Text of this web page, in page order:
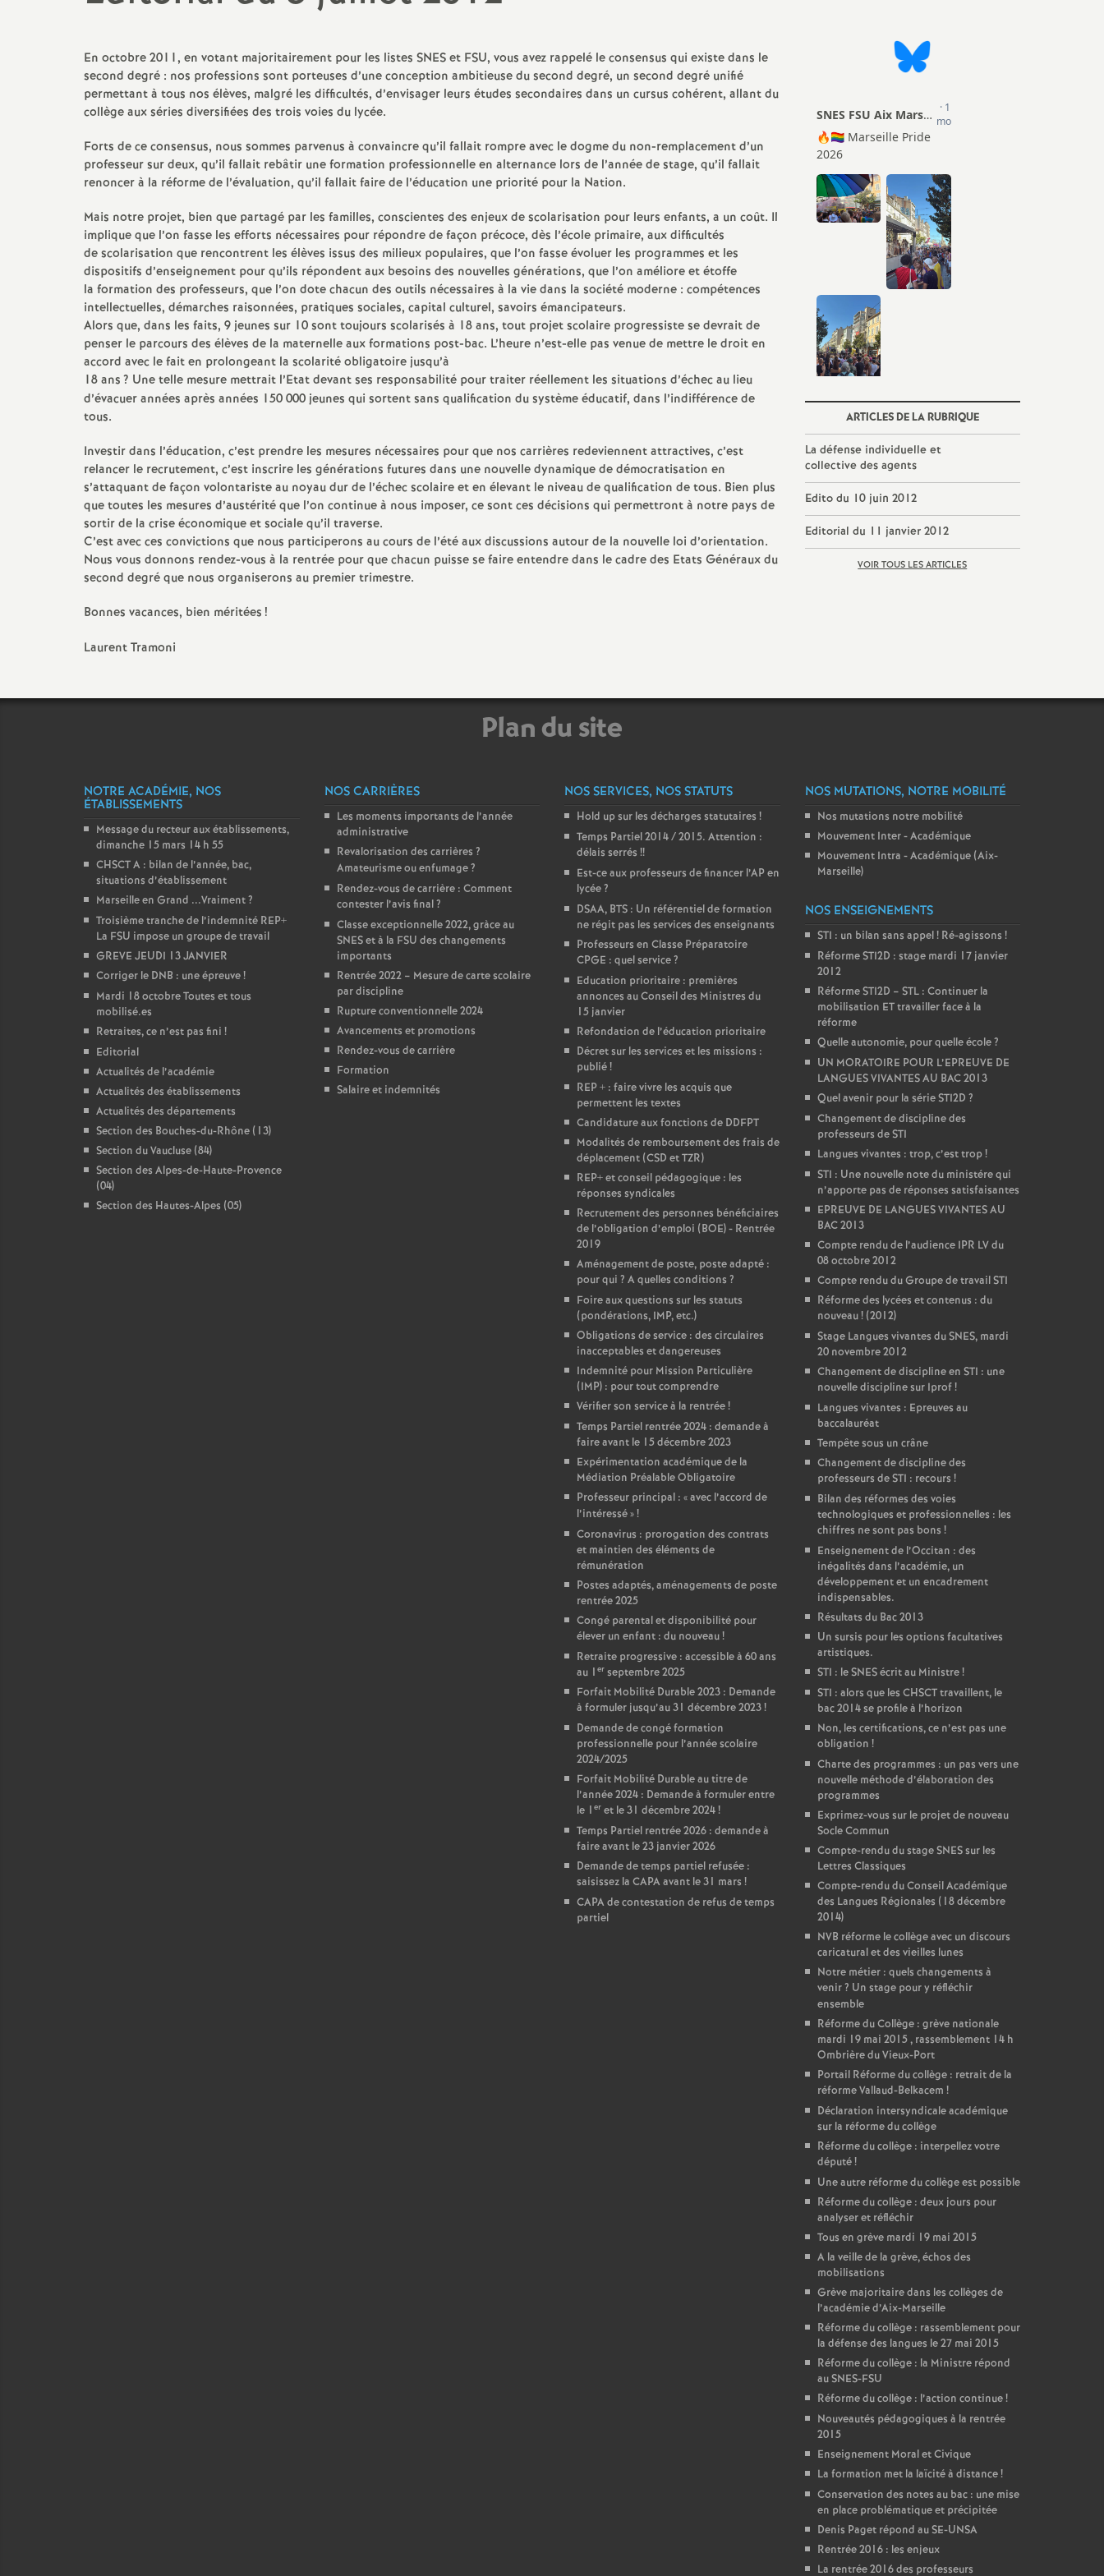
N
a
t
i
o
n
a
l
d
e
E
n
s
m
e
n
t
s
d
e
Section des Bouches-du-
Rhône (13)
Section du Vaucluse (84)
Section des Alpes-de-Haute-
Provence (04)
Salaire et indemnités
Agrégés
CPE
Psy-EN
Matériel pour les S1
Conseils Académiques et
Elections professionnelles
Lettres d’information
Rubrique Culture
Infos FSU
En octobre 2011, en votant majoritairement pour les listes SNES et FSU, vous avez rappelé le consensus qui existe dans le
second degré : nos professions sont porteuses d’une conception ambitieuse du second degré, un second degré unifié
permettant à tous nos élèves, malgré les difficultés, d’envisager leurs études secondaires dans un cursus cohérent, allant du
collège aux séries diversifiées des trois voies du lycée.
Forts de ce consensus, nous sommes parvenus à convaincre qu’il fallait rompre avec le dogme du non-remplacement d’un
professeur sur deux, qu’il fallait rebâtir une formation professionnelle en alternance lors de l’année de stage, qu’il fallait
renoncer à la réforme de l’évaluation, qu’il fallait faire de l’éducation une priorité pour la Nation.
Mais notre projet, bien que partagé par les familles, conscientes des enjeux de scolarisation pour leurs enfants, a un coût. Il
implique que l’on fasse les efforts nécessaires pour répondre de façon précoce, dès l’école primaire, aux difficultés
de scolarisation que rencontrent les élèves issus des milieux populaires, que l’on fasse évoluer les programmes et les
dispositifs d’enseignement pour qu’ils répondent aux besoins des nouvelles générations, que l’on améliore et étoffe
la formation des professeurs, que l’on dote chacun des outils nécessaires à la vie dans la société moderne : compétences
intellectuelles, démarches raisonnées, pratiques sociales, capital culturel, savoirs émancipateurs.
Alors que, dans les faits, 9 jeunes sur 10 sont toujours scolarisés à 18 ans, tout projet scolaire progressiste se devrait de
penser le parcours des élèves de la maternelle aux formations post-bac. L’heure n’est-elle pas venue de mettre le droit en
accord avec le fait en prolongeant la scolarité obligatoire jusqu’à
18 ans? Une telle mesure mettrait l’Etat devant ses responsabilité pour traiter réellement les situations d’échec au lieu
d’évacuer années après années 150 000 jeunes qui sortent sans qualification du système éducatif, dans l’indifférence de
tous.
Investir dans l’éducation, c’est prendre les mesures nécessaires pour que nos carrières redeviennent attractives, c’est
relancer le recrutement, c’est inscrire les générations futures dans une nouvelle dynamique de démocratisation en
s’attaquant de façon volontariste au noyau dur de l’échec scolaire et en élevant le niveau de qualification de tous. Bien plus
que toutes les mesures d’austérité que l’on continue à nous imposer, ce sont ces décisions qui permettront à notre pays de
sortir de la crise économique et sociale qu’il traverse.
C’est avec ces convictions que nous participerons au cours de l’été aux discussions autour de la nouvelle loi d’orientation.
Nous vous donnons rendez-vous à la rentrée pour que chacun puisse se faire entendre dans le cadre des Etats Généraux du
second degré que nous organiserons au premier trimestre.
Bonnes vacances, bien méritées !
Laurent Tramoni
ARTICLES DE LA RUBRIQUE
La défense individuelle et
collective des agents
Edito du 10 juin 2012
Editorial du 11 janvier 2012
VOIR TOUS LES ARTICLES
Plan du site
NOTRE ACADÉMIE, NOS
ÉTABLISSEMENTS
Message du recteur aux établissements,
dimanche 15 mars 14 h 55
CHSCT A : bilan de l’année, bac,
situations d’établissement
Marseille en Grand ...Vraiment?
Troisième tranche de l’indemnité REP+
La FSU impose un groupe de travail
GREVE JEUDI 13 JANVIER
Corriger le DNB : une épreuve!
Mardi 18 octobre Toutes et tous
mobilisé.es
Retraites, ce n’est pas fini !
Editorial
Actualités de l’académie
Actualités des établissements
Actualités des départements
Section des Bouches-du-Rhône (13)
Section du Vaucluse (84)
Section des Alpes-de-Haute-Provence
(04)
Section des Hautes-Alpes (05)
NOS CARRIÈRES
Les moments importants de l’année
administrative
Revalorisation des carrières ?
Amateurisme ou enfumage?
Rendez-vous de carrière : Comment
contester l’avis final?
Classe exceptionnelle 2022, gràce au
SNES et à la FSU des changements
importants
Rentrée 2022 – Mesure de carte scolaire
par discipline
Rupture conventionnelle 2024
Avancements et promotions
Rendez-vous de carrière
Formation
Salaire et indemnités
NOS SERVICES, NOS STATUTS
Hold up sur les décharges statutaires !
Temps Partiel 2014 / 2015. Attention :
délais serrés !!
Est-ce aux professeurs de financer l’AP en
lycée?
DSAA, BTS : Un référentiel de formation
ne régit pas les services des enseignants
Professeurs en Classe Préparatoire
CPGE : quel service?
Education prioritaire : premières
annonces au Conseil des Ministres du
15 janvier
Refondation de l’éducation prioritaire
Décret sur les services et les missions :
publié!
REP + : faire vivre les acquis que
permettent les textes
Candidature aux fonctions de DDFPT
Modalités de remboursement des frais de
déplacement (CSD et TZR)
REP+ et conseil pédagogique : les
réponses syndicales
Recrutement des personnes bénéficiaires
de l’obligation d’emploi (BOE) - Rentrée
2019
Aménagement de poste, poste adapté :
pour qui ? A quelles conditions ?
Foire aux questions sur les statuts
(pondérations, IMP, etc.)
Obligations de service : des circulaires
inacceptables et dangereuses
Indemnité pour Mission Particulière
(IMP) : pour tout comprendre
Vérifier son service à la rentrée!
Temps Partiel rentrée 2024 : demande à
faire avant le 15 décembre 2023
Expérimentation académique de la
Médiation Préalable Obligatoire
Professeur principal : «avec l’accord de
l’intéressé»!
Coronavirus : prorogation des contrats
et maintien des éléments de
rémunération
Postes adaptés, aménagements de poste
rentrée 2025
Congé parental et disponibilité pour
élever un enfant : du nouveau!
Retraite progressive : accessible à 60 ans
au 1 er septembre 2025
Forfait Mobilité Durable 2023 : Demande
à formuler jusqu’au 31 décembre 2023!
Demande de congé formation
professionnelle pour l’année scolaire
2024/2025
Forfait Mobilité Durable au titre de
l’année 2024 : Demande à formuler entre
le 1 er et le 31 décembre 2024!
Temps Partiel rentrée 2026 : demande à
faire avant le 23 janvier 2026
Demande de temps partiel refusée :
saisissez la CAPA avant le 31 mars !
CAPA de contestation de refus de temps
partiel
NOS MUTATIONS, NOTRE MOBILITÉ
Nos mutations notre mobilité
Mouvement Inter - Académique
Mouvement Intra - Académique (Aix-
Marseille)
NOS ENSEIGNEMENTS
STI : un bilan sans appel! Ré-agissons !
Réforme STI2D : stage mardi 17 janvier
2012
Réforme STI2D – STL : Continuer la
mobilisation ET travailler face à la
réforme
Quelle autonomie, pour quelle école?
UN MORATOIRE POUR L’EPREUVE DE
LANGUES VIVANTES AU BAC 2013
Quel avenir pour la série STI2D ?
Changement de discipline des
professeurs de STI
Langues vivantes : trop, c’est trop!
STI : Une nouvelle note du ministére qui
n’apporte pas de réponses satisfaisantes
EPREUVE DE LANGUES VIVANTES AU
BAC 2013
Compte rendu de l’audience IPR LV du
08 octobre 2012
Compte rendu du Groupe de travail STI
Réforme des lycées et contenus : du
nouveau! (2012)
Stage Langues vivantes du SNES, mardi
20 novembre 2012
Changement de discipline en STI : une
nouvelle discipline sur Iprof!
Langues vivantes : Epreuves au
baccalauréat
Tempête sous un crâne
Changement de discipline des
professeurs de STI : recours !
Bilan des réformes des voies
technologiques et professionnelles : les
chiffres ne sont pas bons !
Enseignement de l’Occitan : des
inégalités dans l’académie, un
développement et un encadrement
indispensables.
Résultats du Bac 2013
Un sursis pour les options facultatives
artistiques.
STI : le SNES écrit au Ministre!
STI : alors que les CHSCT travaillent, le
bac 2014 se profile à l’horizon
Non, les certifications, ce n’est pas une
obligation !
Charte des programmes : un pas vers une
nouvelle méthode d’élaboration des
programmes
Exprimez-vous sur le projet de nouveau
Socle Commun
Compte-rendu du stage SNES sur les
Lettres Classiques
Compte-rendu du Conseil Académique
des Langues Régionales (18 décembre
2014)
NVB réforme le collège avec un discours
caricatural et des vieilles lunes
Notre métier : quels changements à
venir? Un stage pour y réfléchir
ensemble
Réforme du Collège : grève nationale
mardi 19 mai 2015 , rassemblement 14 h
Ombrière du Vieux-Port
Portail Réforme du collège : retrait de la
réforme Vallaud-Belkacem !
Déclaration intersyndicale académique
sur la réforme du collège
Réforme du collège : interpellez votre
député!
Une autre réforme du collège est possible
Réforme du collège : deux jours pour
analyser et réfléchir
Tous en grève mardi 19 mai 2015
A la veille de la grève, échos des
mobilisations
Grève majoritaire dans les collèges de
l’académie d’Aix-Marseille
Réforme du collège : rassemblement pour
la défense des langues le 27 mai 2015
Réforme du collège : la Ministre répond
au SNES-FSU
Réforme du collège : l’action continue!
Nouveautés pédagogiques à la rentrée
2015
Enseignement Moral et Civique
La formation met la laïcité à distance!
Conservation des notes au bac : une mise
en place problématique et précipitée
Denis Paget répond au SE-UNSA
Rentrée 2016 : les enjeux
La rentrée 2016 des professeurs